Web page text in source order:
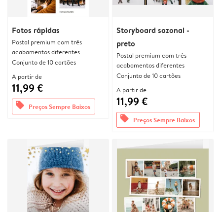
Fotos rápidas
Postal premium com três
acabamentos diferentes
Conjunto de 10 cartões
A partir de
11,99 €
offers Preços Sempre Baixos
Storyboard sazonal -
preto
Postal premium com três
acabamentos diferentes
Conjunto de 10 cartões
A partir de
11,99 €
offers Preços Sempre Baixos